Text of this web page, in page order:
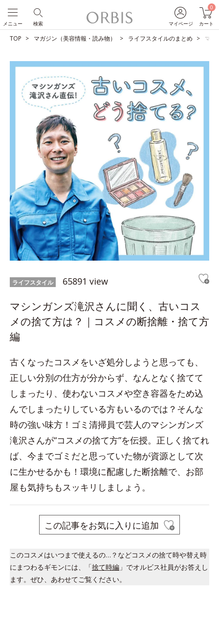
マイページ
0
カート
検索
メニュー
TOP マガジン（美容情報・読み物） ライフスタイルのまとめ マシ
ライフスタイル 65891 view
マシンガンズ滝沢さんに聞く、古いコス
メの捨て方は？｜コスメの断捨離・捨て方
編
古くなったコスメをいざ処分しようと思っても、
正しい分別の仕方が分からず、なんとなく捨てて
しまったり、使わないコスメや空き容器をため込
んでしまったりしている方もいるのでは？そんな
時の強い味方！ゴミ清掃員で芸人のマシンガンズ
滝沢さんが“コスメの捨て方”を伝授。正しく捨てれ
ば、今までゴミだと思っていた物が資源として次
に生かせるかも！環境に配慮した断捨離で、お部
屋も気持ちもスッキリしましょう。
この記事をお気に入りに追加
このコスメはいつまで使えるの…？などコスメの捨て時や替え時
にまつわるギモンには、「捨て時編 」でオルビス社員がお答えし
ます。ぜひ、あわせてご覧ください。